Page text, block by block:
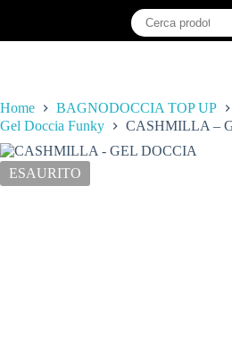
Home
BAGNODOCCIA TOP UP
Gel Doccia Funky
CASHMILLA –
ESAURITO